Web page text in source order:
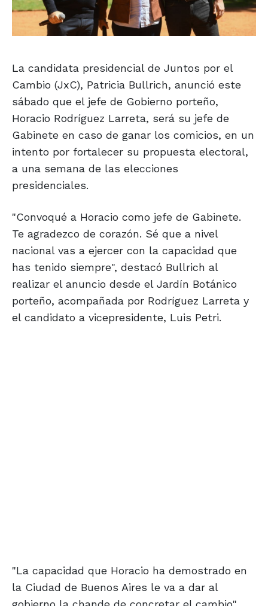
La candidata presidencial de Juntos por el
Cambio (JxC), Patricia Bullrich, anunció este
sábado que el jefe de Gobierno porteño,
Horacio Rodríguez Larreta, será su jefe de
Gabinete en caso de ganar los comicios, en un
intento por fortalecer su propuesta electoral,
a una semana de las elecciones
presidenciales.
"Convoqué a Horacio como jefe de Gabinete.
Te agradezco de corazón. Sé que a nivel
nacional vas a ejercer con la capacidad que
has tenido siempre", destacó Bullrich al
realizar el anuncio desde el Jardín Botánico
porteño, acompañada por Rodríguez Larreta y
el candidato a vicepresidente, Luis Petri.
"La capacidad que Horacio ha demostrado en
la Ciudad de Buenos Aires le va a dar al